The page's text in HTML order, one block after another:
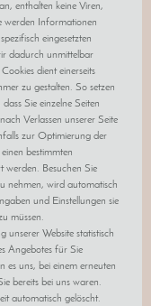
enthalten keine Viren,
werden Informationen
eingesetzten
dadurch unmittelbar
dient einerseits
zu gestalten. So setzen
Sie einzelne Seiten
Verlassen unserer Seite
zur Optimierung der
bestimmten
werden. Besuchen Sie
nehmen, wird automatisch
und Einstellungen sie
müssen.
Website statistisch
Angebotes für Sie
es uns, bei einem erneuten
bereits bei uns waren.
automatisch gelöscht.